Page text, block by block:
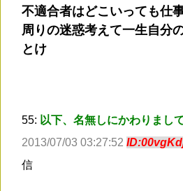
不適合者はどこいっても仕
周りの迷惑考えて一生自分
とけ
55: 以下、名無しにかわりまし
2013/07/03 03:27:52
信